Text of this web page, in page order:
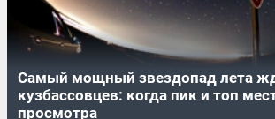
Самый мощный звездопад лета
кузбассовцев: когда пик и топ
просмотра